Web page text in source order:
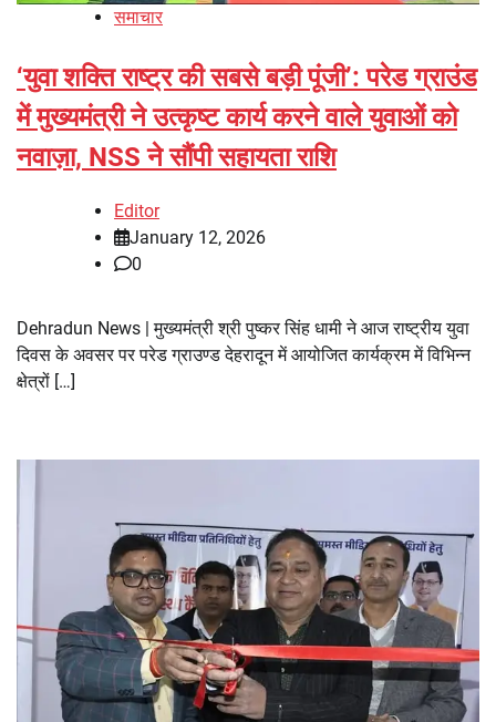
समाचार
‘युवा शक्ति राष्ट्र की सबसे बड़ी पूंजी’: परेड ग्राउंड
में मुख्यमंत्री ने उत्कृष्ट कार्य करने वाले युवाओं को
नवाज़ा, NSS ने सौंपी सहायता राशि
Editor
January 12, 2026
0
Dehradun News | मुख्यमंत्री श्री पुष्कर सिंह धामी ने आज राष्ट्रीय युवा
दिवस के अवसर पर परेड ग्राउण्ड देहरादून में आयोजित कार्यक्रम में विभिन्न
क्षेत्रों […]